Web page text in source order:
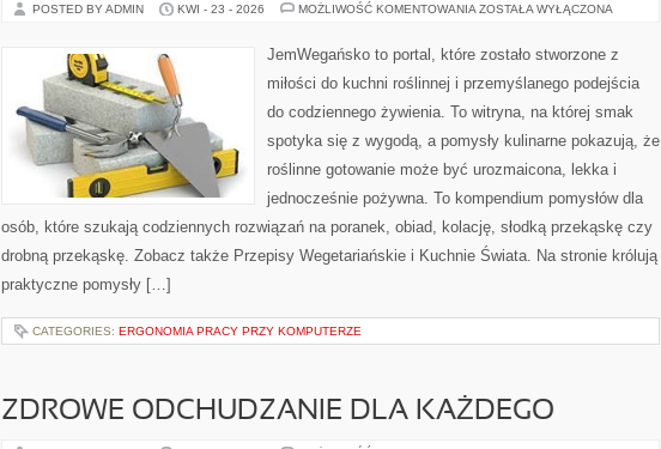
POSTED BY ADMIN KWI - 23 - 2026 MOŻLIWOŚĆ KOMENTOWANIA KUCHNIA
ZOSTAŁA WYŁĄCZONA
JemWegańsko to portal, które zostało stworzone z
miłości do kuchni roślinnej i przemyślanego podejścia
do codziennego żywienia. To witryna, na której smak
spotyka się z wygodą, a pomysły kulinarne pokazują, że
roślinne gotowanie może być urozmaicona, lekka i
jednocześnie pożywna. To kompendium pomysłów dla
osób, które szukają codziennych rozwiązań na poranek, obiad, kolację, słodką przekąskę czy
drobną przekąskę. Zobacz także Przepisy Wegetariańskie i Kuchnie Świata. Na stronie królują
praktyczne pomysły […]
CATEGORIES: ERGONOMIA PRACY PRZY KOMPUTERZE
ZDROWE ODCHUDZANIE DLA KAŻDEGO